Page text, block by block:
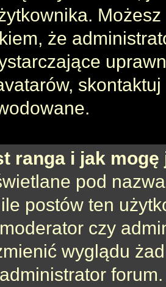
że
ranga i jak mogę
pod
postów ten
czy
wyglądu